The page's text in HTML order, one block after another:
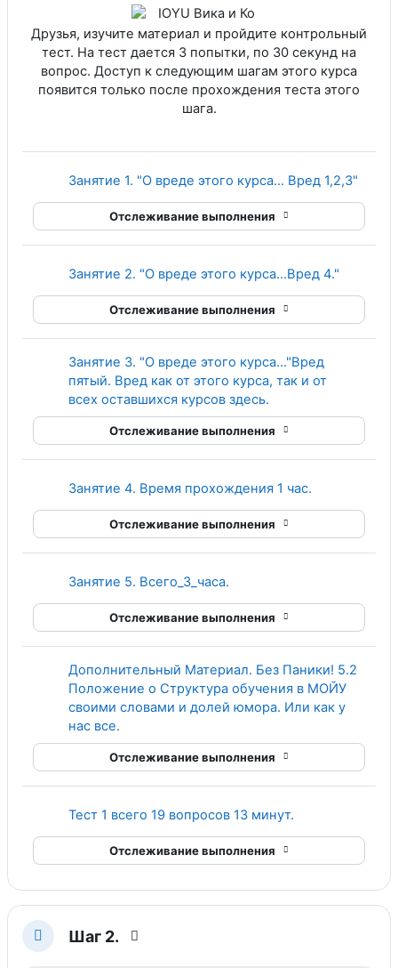
Друзья, изучите материал и пройдите контрольный
тест. На тест дается 3 попытки, по 30 секунд на
вопрос. Доступ к следующим шагам этого курса
появится только после прохождения теста этого
шага.
Занятие 1. "О вреде этого курса… Вред 1,2,3"
Отслеживание выполнения
Занятие 2. "О вреде этого курса…Вред 4."
Отслеживание выполнения
Занятие 3. "О вреде этого курса…"Вред
пятый. Вред как от этого курса, так и от
всех оставшихся курсов здесь.
Отслеживание выполнения
Занятие 4. Время прохождения 1 час.
Отслеживание выполнения
Занятие 5. Всего_3_часа.
Отслеживание выполнения
Дополнительный Материал. Без Паники! 5.2
Положение о Структура обучения в МОЙУ
своими словами и долей юмора. Или как у
нас все.
Отслеживание выполнения
Тест 1 всего 19 вопросов 13 минут.
Отслеживание выполнения
Свернуть
Шаг 2.